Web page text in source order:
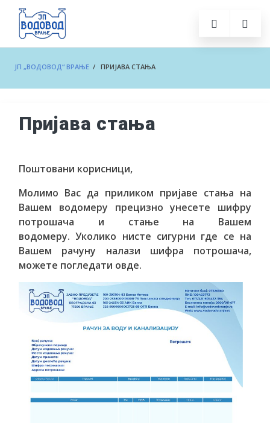
ЈП „ВОДОВОД“ ВРАЊЕ / ПРИЈАВА СТАЊА
Пријава стања
Поштовани корисници,
Молимо Вас да приликом пријаве стања на
Вашем водомеру прецизно унесете шифру
потрошача и стање на Вашем
водомеру. Уколико нисте сигурни где се на
Вашем рачуну налази шифра потрошача,
можете погледати овде.